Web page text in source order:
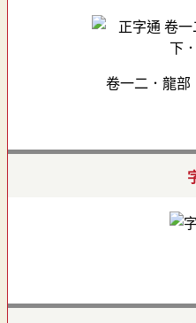
卷一二．龍部